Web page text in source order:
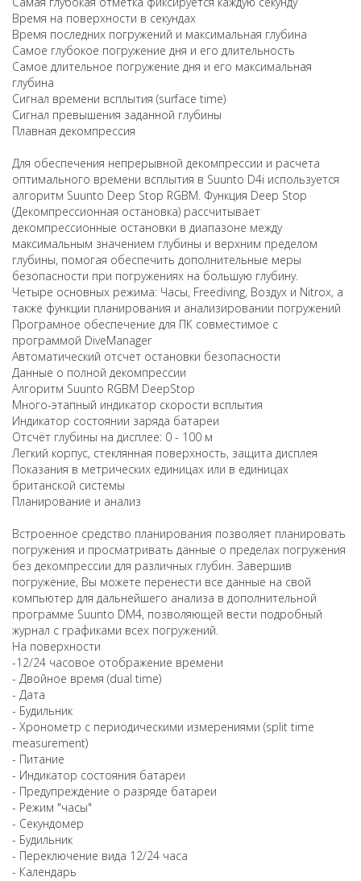
Время на поверхности в секундах
Время последних погружений и максимальная глубина
Самое глубокое погружение дня и его длительность
Самое длительное погружение дня и его максимальная
глубина
Сигнал времени всплытия (surface time)
Сигнал превышения заданной глубины
Плавная декомпрессия
Для обеспечения непрерывной декомпрессии и расчета
оптимального времени всплытия в Suunto D4i используется
алгоритм Suunto Deep Stop RGBM. Функция Deep Stop
(Декомпрессионная остановка) рассчитывает
декомпрессионные остановки в диапазоне между
максимальным значением глубины и верхним пределом
глубины, помогая обеспечить дополнительные меры
безопасности при погружениях на большую глубину.
Четыре основных режима: Часы, Freediving, Воздух и Nitrox, а
также функции планирования и анализировании погружений
Програмное обеспечение для ПК совместимое с
программой DiveManager
Автоматический отсчет остановки безопасности
Данные о полной декомпрессии
Алгоритм Suunto RGBM DeepStop
Много-этапный индикатор скорости всплытия
Индикатор состоянии заряда батареи
Отсчёт глубины на дисплее: 0 - 100 м
Легкий корпус, стеклянная поверхность, защита дисплея
Показания в метрических единицах или в единицах
британской системы
Планирование и анализ
Встроенное средство планирования позволяет планировать
погружения и просматривать данные о пределах погружения
без декомпрессии для различных глубин. Завершив
погружение, Вы можете перенести все данные на свой
компьютер для дальнейшего анализа в дополнительной
программе Suunto DM4, позволяющей вести подробный
журнал с графиками всех погружений.
На поверхности
-12/24 часовое отображение времени
- Двойное время (dual time)
- Дата
- Будильник
- Хронометр с периодическими измерениями (split time
measurement)
- Питание
- Индикатор состояния батареи
- Предупреждение о разряде батареи
- Режим "часы"
- Секундомер
- Будильник
- Переключение вида 12/24 часа
- Календарь